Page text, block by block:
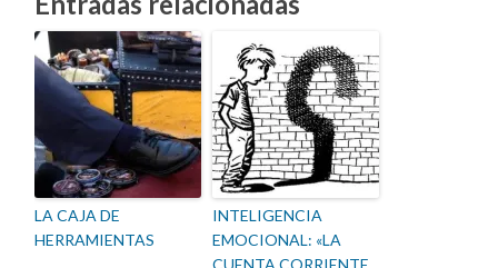
LA CAJA DE
HERRAMIENTAS
INTELIGENCIA
EMOCIONAL: «LA